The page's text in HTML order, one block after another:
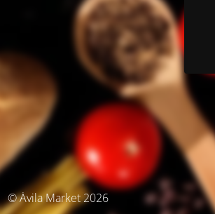
© Ávila Market 2026